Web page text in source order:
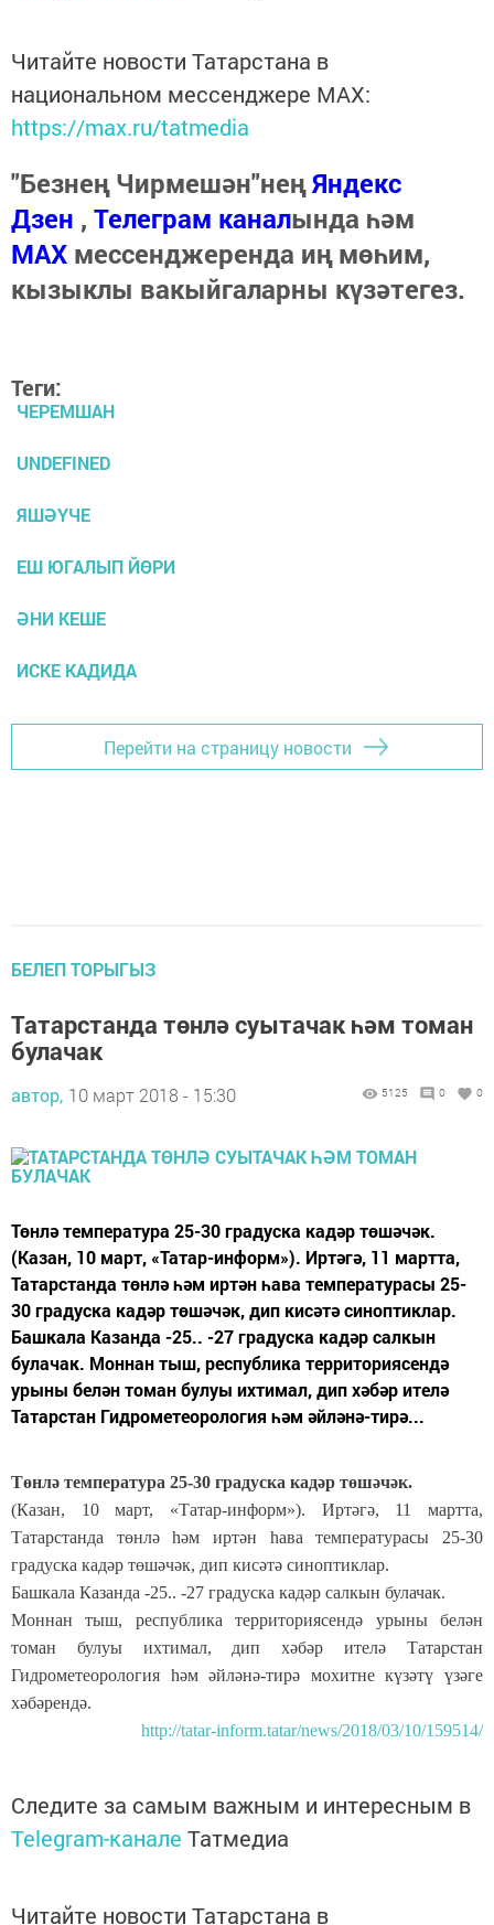
Читайте новости Татарстана в
национальном мессенджере MАХ:
https://max.ru/tatmedia
"Безнең Чирмешән"неңЯндекс
Дзен , Телеграм каналында һәм
МАХ мессенджеренда иң мөһим,
кызыклы вакыйгаларны күзәтегез.
Теги:
ЧЕРЕМШАН
UNDEFINED
ЯШӘҮЧЕ
ЕШ ЮГАЛЫП ЙӨРИ
ӘНИ КЕШЕ
ИСКЕ КАДИДА
Перейти на страницу новости
БЕЛЕП ТОРЫГЫЗ
Татарстанда төнлә суытачак һәм томан
булачак
автор, 10 март 2018 - 15:30 5125 0 0
Төнлә температура 25-30 градуска кадәр төшәчәк.
(Казан, 10 март, «Татар-информ»). Иртәгә, 11 мартта,
Татарстанда төнлә һәм иртән һава температурасы 25-
30 градуска кадәр төшәчәк, дип кисәтә синоптиклар.
Башкала Казанда -25.. -27 градуска кадәр салкын
булачак. Моннан тыш, республика территориясендә
урыны белән томан булуы ихтимал, дип хәбәр ителә
Татарстан Гидрометеорология һәм әйләнә-тирә...
Төнлә температура 25-30 градуска кадәр төшәчәк.
(Казан, 10 март, «Татар-информ»). Иртәгә, 11 мартта,
Татарстанда төнлә һәм иртән һава температурасы 25-30
градуска кадәр төшәчәк, дип кисәтә синоптиклар.
Башкала Казанда -25.. -27 градуска кадәр салкын булачак.
Моннан тыш, республика территориясендә урыны белән
томан булуы ихтимал, дип хәбәр ителә Татарстан
Гидрометеорология һәм әйләнә-тирә мохитне күзәтү үзәге
хәбәрендә.
http://tatar-inform.tatar/news/2018/03/10/159514/
Следите за самым важным и интересным в
Telegram-канале Татмедиа
Читайте новости Татарстана в